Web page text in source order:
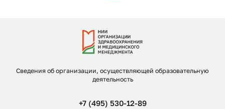
Сведения об организации, осуществляющей образовательную
деятельность
+7 (495) 530-12-89